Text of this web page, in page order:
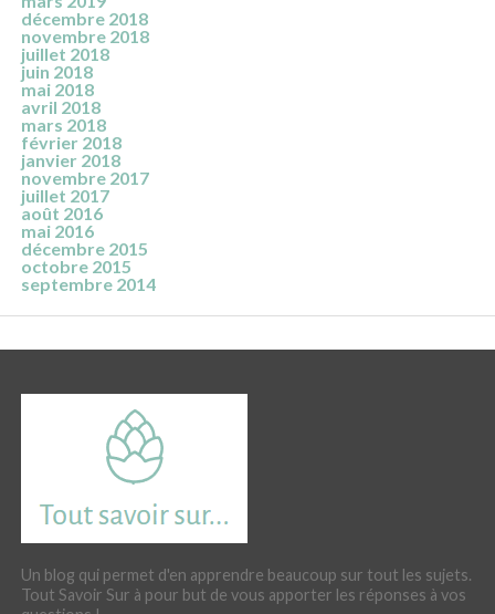
décembre 2018
novembre 2018
juillet 2018
juin 2018
mai 2018
avril 2018
mars 2018
février 2018
janvier 2018
novembre 2017
juillet 2017
août 2016
mai 2016
décembre 2015
octobre 2015
septembre 2014
Un blog qui permet d'en apprendre beaucoup sur tout les sujets.
Tout Savoir Sur à pour but de vous apporter les réponses à vos